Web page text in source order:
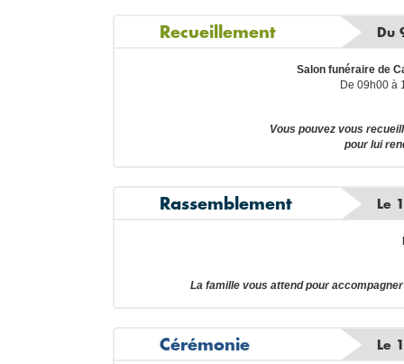
Recueillement Du
Salon funéraire de
De 09h00 à
Vous pouvez vous
pour lui
Rassemblement Le
La famille vous attend pour
Cérémonie Le